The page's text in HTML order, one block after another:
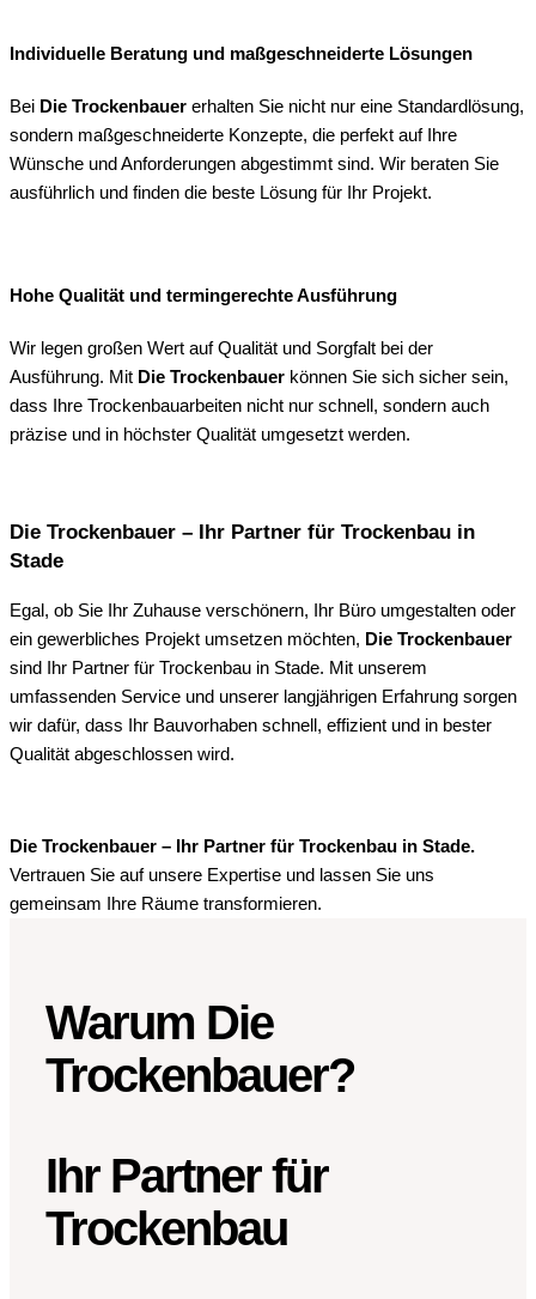
Individuelle Beratung und maßgeschneiderte Lösungen
Bei Die Trockenbauer erhalten Sie nicht nur eine Standardlösung,
sondern maßgeschneiderte Konzepte, die perfekt auf Ihre
Wünsche und Anforderungen abgestimmt sind. Wir beraten Sie
ausführlich und finden die beste Lösung für Ihr Projekt.
Hohe Qualität und termingerechte Ausführung
Wir legen großen Wert auf Qualität und Sorgfalt bei der
Ausführung. Mit Die Trockenbauer können Sie sich sicher sein,
dass Ihre Trockenbauarbeiten nicht nur schnell, sondern auch
präzise und in höchster Qualität umgesetzt werden.
Die Trockenbauer – Ihr Partner für Trockenbau in
Stade
Egal, ob Sie Ihr Zuhause verschönern, Ihr Büro umgestalten oder
ein gewerbliches Projekt umsetzen möchten, Die Trockenbauer
sind Ihr Partner für Trockenbau in Stade. Mit unserem
umfassenden Service und unserer langjährigen Erfahrung sorgen
wir dafür, dass Ihr Bauvorhaben schnell, effizient und in bester
Qualität abgeschlossen wird.
Die Trockenbauer – Ihr Partner für Trockenbau in Stade.
Vertrauen Sie auf unsere Expertise und lassen Sie uns
gemeinsam Ihre Räume transformieren.
Warum Die
Trockenbauer?
Ihr Partner für
Trockenbau